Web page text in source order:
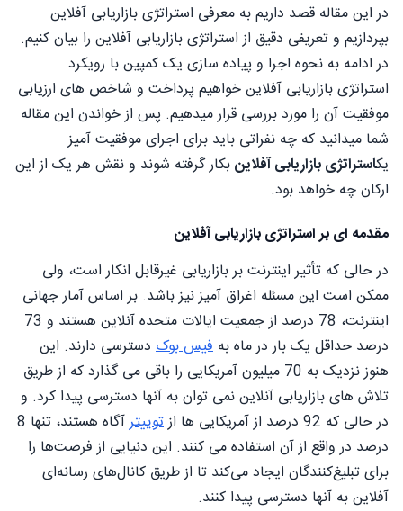
در این مقاله قصد داریم به معرفی استراتژی بازاریابی آفلاین
بپردازیم و تعریفی دقیق از استراتژی بازاریابی آفلاین را بیان کنیم.
در ادامه به نحوه اجرا و پیاده سازی یک کمپین با رویکرد
استراتژی بازاریابی آفلاین خواهیم پرداخت و شاخص های ارزیابی
موفقیت آن را مورد بررسی قرار میدهیم. پس از خواندن این مقاله
شما میدانید که چه نفراتی باید برای اجرای موفقیت آمیز
یکاستراتژی بازاریابی آفلاینبکار گرفته شوند و نقش هر یک از این
ارکان چه خواهد بود.
مقدمه ای بر استراتژی بازاریابی آفلاین
در حالی که تأثیر اینترنت بر بازاریابی غیرقابل انکار است، ولی
ممکن است این مسئله اغراق آمیز نیز باشد. بر اساس آمار جهانی
اینترنت، 78 درصد از جمعیت ایالات متحده آنلاین هستند و 73
درصد حداقل یک بار در ماه به فیس بوک دسترسی دارند. این
هنوز نزدیک به 70 میلیون آمریکایی را باقی می گذارد که از طریق
تلاش های بازاریابی آنلاین نمی توان به آنها دسترسی پیدا کرد. و
در حالی که 92 درصد از آمریکایی ها از
توییتر
آگاه هستند، تنها 8
درصد در واقع از آن استفاده می کنند. این دنیایی از فرصت‌ها را
برای تبلیغ‌کنندگان ایجاد می‌کند تا از طریق کانال‌های رسانه‌ای
آفلاین به آنها دسترسی پیدا کنند.